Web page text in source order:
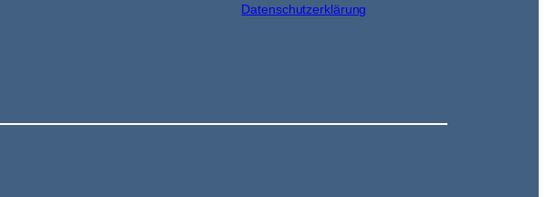
Datenschutzerklärung